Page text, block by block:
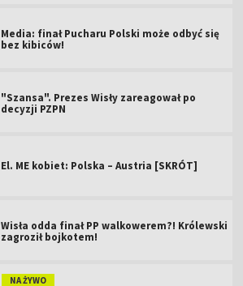
Media: finał Pucharu Polski może odbyć się
bez kibiców!
"Szansa". Prezes Wisły zareagował po
decyzji PZPN
El. ME kobiet: Polska – Austria [SKRÓT]
Wisła odda finał PP walkowerem?! Królewski
zagroził bojkotem!
NA ŻYWO